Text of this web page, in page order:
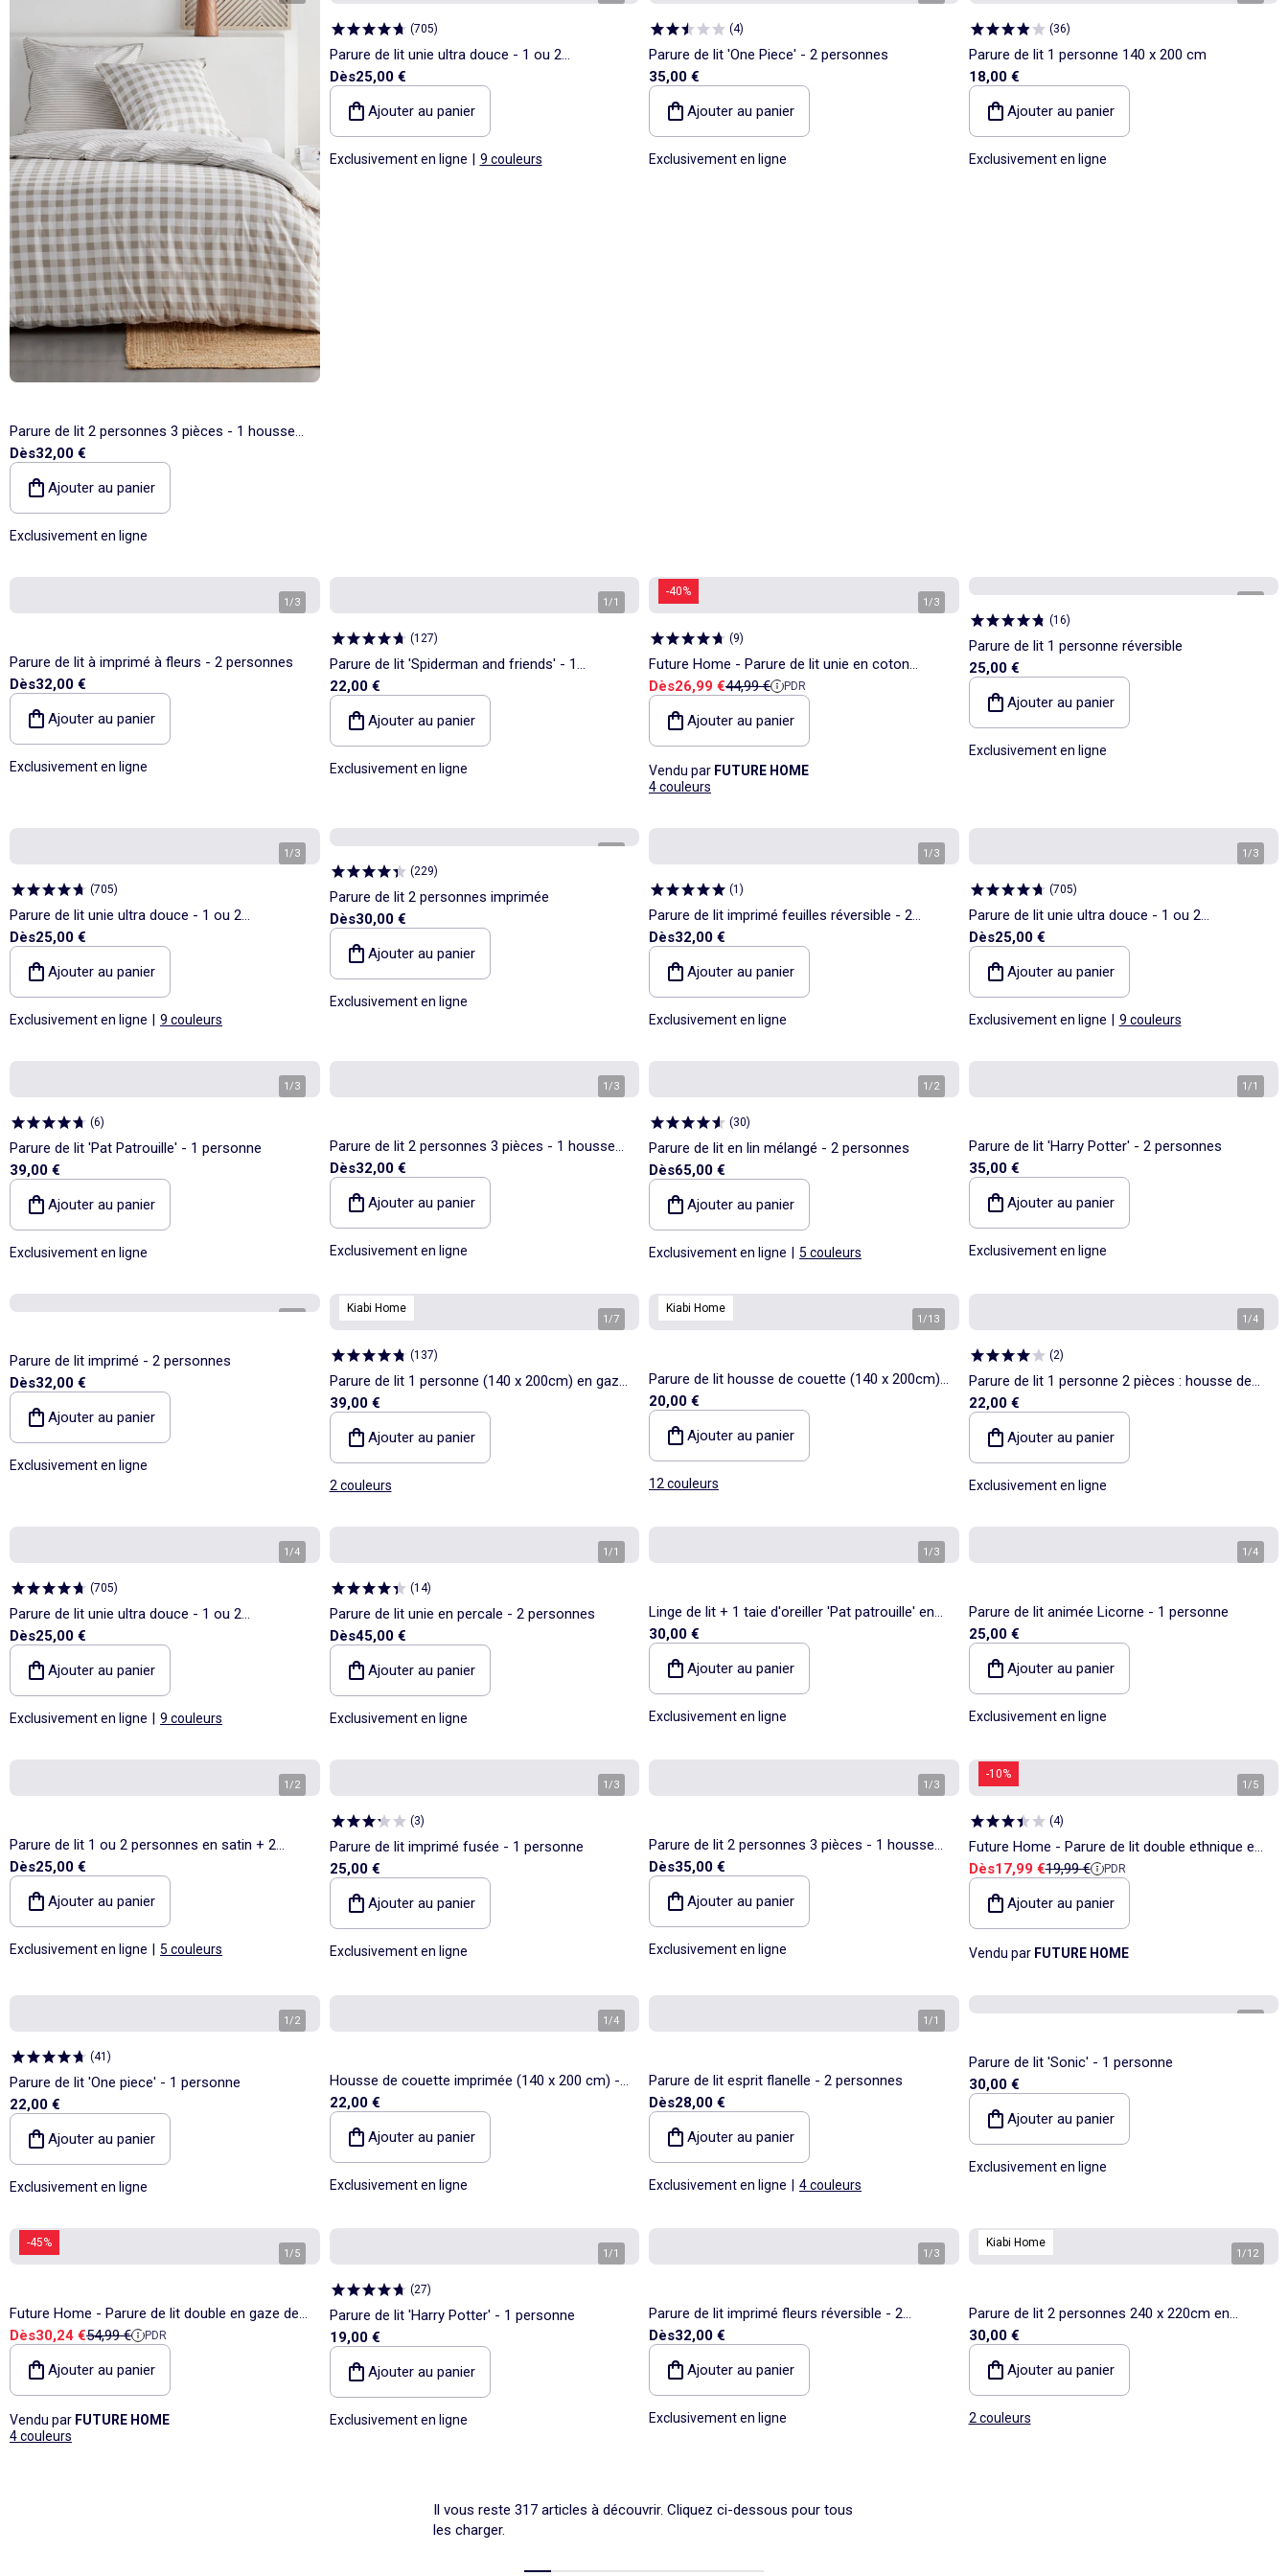
Parure de lit 2 personnes 3 pièces - 1 housse
de couette + 2 taies d'oreiller
Dès32,00 €
Ajouter au panier
Exclusivement en ligne
(705)
Parure de lit unie ultra douce - 1 ou 2
personnes
Dès25,00 €
Ajouter au panier
Exclusivement en ligne 9 couleurs
(4)
Parure de lit 'One Piece' - 2 personnes
35,00 €
Ajouter au panier
Exclusivement en ligne
(36)
Parure de lit 1 personne 140 x 200 cm
18,00 €
Ajouter au panier
Exclusivement en ligne
1/3
Parure de lit à imprimé à fleurs - 2 personnes
Dès32,00 €
Ajouter au panier
Exclusivement en ligne
1/1
(127)
Parure de lit 'Spiderman and friends' - 1
personne
22,00 €
Ajouter au panier
Exclusivement en ligne
-40%
1/3
(9)
Future Home - Parure de lit unie en coton
finition bourdon
DèsPrix de vente
26,99 €Prix de référence
44,99 € PDR
Ajouter au panier
Vendu par FUTURE HOME
4 couleurs
(16)
Parure de lit 1 personne réversible
25,00 €
Ajouter au panier
Exclusivement en ligne
1/3
(705)
Parure de lit unie ultra douce - 1 ou 2
personnes
Dès25,00 €
Ajouter au panier
Exclusivement en ligne 9 couleurs
(229)
Parure de lit 2 personnes imprimée
Dès30,00 €
Ajouter au panier
Exclusivement en ligne
1/3
(1 )
Parure de lit imprimé feuilles réversible - 2
personnes
Dès32,00 €
Ajouter au panier
Exclusivement en ligne
1/3
(705)
Parure de lit unie ultra douce - 1 ou 2
personnes
Dès25,00 €
Ajouter au panier
Exclusivement en ligne 9 couleurs
1/3
(6)
Parure de lit 'Pat Patrouille' - 1 personne
39,00 €
Ajouter au panier
Exclusivement en ligne
1/3
Parure de lit 2 personnes 3 pièces - 1 housse
de couette + 2 taies d'oreiller
Dès32,00 €
Ajouter au panier
Exclusivement en ligne
1/2
(30)
Parure de lit en lin mélangé - 2 personnes
Dès65,00 €
Ajouter au panier
Exclusivement en ligne 5 couleurs
1/1
Parure de lit 'Harry Potter' - 2 personnes
35,00 €
Ajouter au panier
Exclusivement en ligne
Parure de lit imprimé - 2 personnes
Dès32,00 €
Ajouter au panier
Exclusivement en ligne
Kiabi Home
1/7
(137)
Parure de lit 1 personne (140 x 200cm) en gaze
de coton
39,00 €
Ajouter au panier
2 couleurs
Kiabi Home
1/13
Parure de lit housse de couette (140 x 200cm)
+ taie d'oreiller - 2 pièces
20,00 €
Ajouter au panier
12 couleurs
1/4
(2)
Parure de lit 1 personne 2 pièces : housse de
couette + taie d'oreiller
22,00 €
Ajouter au panier
Exclusivement en ligne
1/4
(705)
Parure de lit unie ultra douce - 1 ou 2
personnes
Dès25,00 €
Ajouter au panier
Exclusivement en ligne 9 couleurs
1/1
(14)
Parure de lit unie en percale - 2 personnes
Dès45,00 €
Ajouter au panier
Exclusivement en ligne
1/3
Linge de lit + 1 taie d'oreiller 'Pat patrouille' en
coton
30,00 €
Ajouter au panier
Exclusivement en ligne
1/4
Parure de lit animée Licorne - 1 personne
25,00 €
Ajouter au panier
Exclusivement en ligne
1/2
Parure de lit 1 ou 2 personnes en satin + 2
taies
Dès25,00 €
Ajouter au panier
Exclusivement en ligne 5 couleurs
1/3
(3)
Parure de lit imprimé fusée - 1 personne
25,00 €
Ajouter au panier
Exclusivement en ligne
1/3
Parure de lit 2 personnes 3 pièces - 1 housse
de couette + 2 taies d'oreiller
Dès35,00 €
Ajouter au panier
Exclusivement en ligne
-10%
1/5
(4)
Future Home - Parure de lit double ethnique en
microfibre lavée
DèsPrix de vente
17,99 €Prix de référence
19,99 € PDR
Ajouter au panier
Vendu par FUTURE HOME
1/2
(41 )
Parure de lit 'One piece' - 1 personne
22,00 €
Ajouter au panier
Exclusivement en ligne
1/4
Housse de couette imprimée (140 x 200 cm) -
1 personne
22,00 €
Ajouter au panier
Exclusivement en ligne
1/1
Parure de lit esprit flanelle - 2 personnes
Dès28,00 €
Ajouter au panier
Exclusivement en ligne 4 couleurs
Parure de lit 'Sonic' - 1 personne
30,00 €
Ajouter au panier
Exclusivement en ligne
-45%
1/5
Future Home - Parure de lit double en gaze de
coton
DèsPrix de vente
30,24 €Prix de référence
54,99 € PDR
Ajouter au panier
Vendu par FUTURE HOME
4 couleurs
1/1
(27)
Parure de lit 'Harry Potter' - 1 personne
19,00 €
Ajouter au panier
Exclusivement en ligne
1/3
Parure de lit imprimé fleurs réversible - 2
personnes
Dès32,00 €
Ajouter au panier
Exclusivement en ligne
Kiabi Home
1/12
Parure de lit 2 personnes 240 x 220cm en
coton 57 fils - Kiabi Home
30,00 €
Ajouter au panier
2 couleurs
Il vous reste 317 articles à découvrir. Cliquez ci-dessous pour tous
les charger.